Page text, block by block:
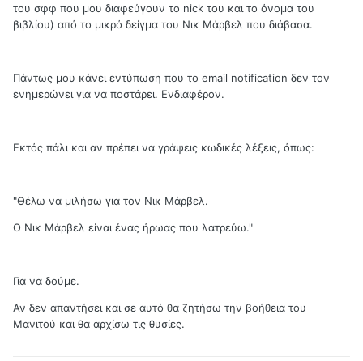
του σφφ που μου διαφεύγουν το nick του και το όνομα του
βιβλίου) από το μικρό δείγμα του Νικ Μάρβελ που διάβασα.
Πάντως μου κάνει εντύπωση που το email notification δεν τον
ενημερώνει για να ποστάρει. Ενδιαφέρον.
Εκτός πάλι και αν πρέπει να γράψεις κωδικές λέξεις, όπως:
"Θέλω να μιλήσω για τον Νικ Μάρβελ.
Ο Νικ Μάρβελ είναι ένας ήρωας που λατρεύω."
Για να δούμε.
Αν δεν απαντήσει και σε αυτό θα ζητήσω την βοήθεια του
Μανιτού και θα αρχίσω τις θυσίες.